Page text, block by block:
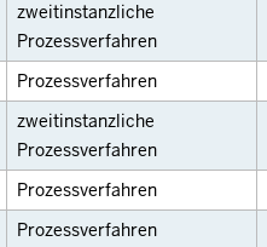
zweitinstanzliche
Prozessverfahren
Prozessverfahren
zweitinstanzliche
Prozessverfahren
Prozessverfahren
Prozessverfahren